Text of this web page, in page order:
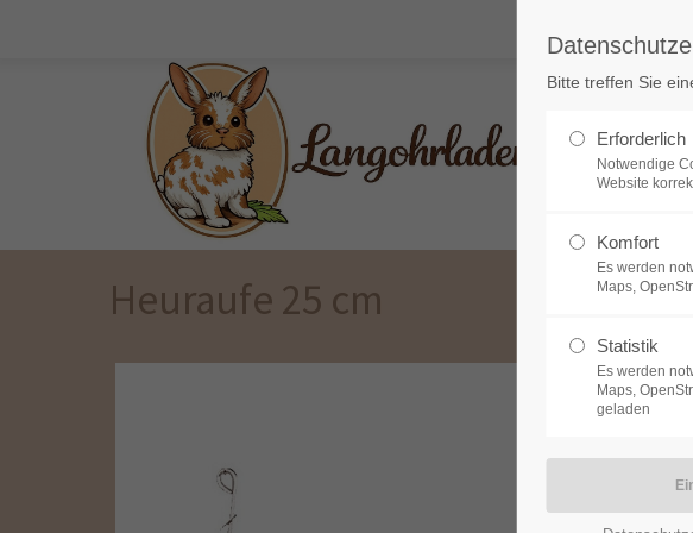
Der Eintrag "offcanvas-col1" existiert
leider nicht.
Der Eintrag "offcanvas-col2"
leider nicht.
Heuraufe 25 cm
Bitte treffen Sie
Erforderlich
Notwendige
Website
Komfort
Es werden
Maps,
Statistik
Es werden
Maps,
geladen